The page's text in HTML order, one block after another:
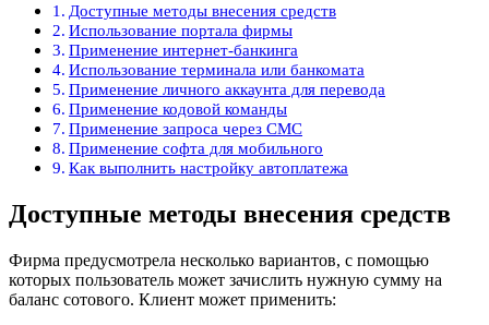
Доступные методы внесения средств
Использование портала фирмы
Применение интернет-банкинга
Использование терминала или банкомата
Применение личного аккаунта для перевода
Применение кодовой команды
Применение запроса через СМС
Применение софта для мобильного
Как выполнить настройку автоплатежа
Доступные методы внесения средств
Фирма предусмотрела несколько вариантов, с помощью
которых пользователь может зачислить нужную сумму на
баланс сотового. Клиент может применить: